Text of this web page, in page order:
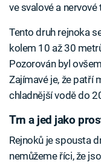
ve svalové a nervové
Tento druh rejnoka
kolem 10 až 30
Pozorován byl
Zajímavé je, že patří
chladnější vodě do
Trn a jed jako
Rejnoků je spousta
nemůžeme říci, že